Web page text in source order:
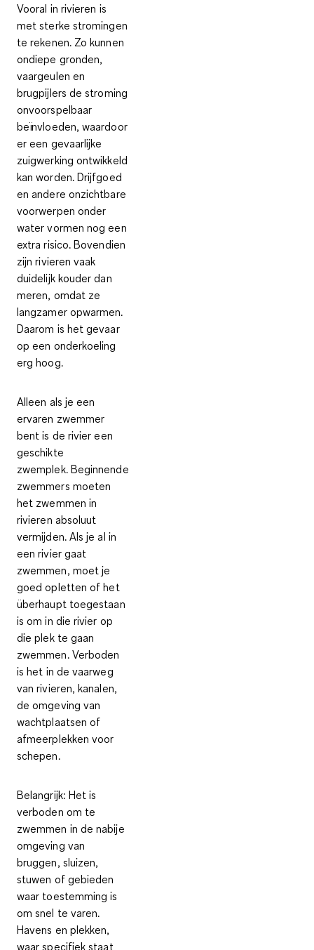
Vooral in rivieren is
met sterke stromingen
te rekenen. Zo kunnen
ondiepe gronden,
vaargeulen en
brugpijlers de stroming
onvoorspelbaar
beïnvloeden, waardoor
er een gevaarlijke
zuigwerking ontwikkeld
kan worden. Drijfgoed
en andere onzichtbare
voorwerpen onder
water vormen nog een
extra risico. Bovendien
zijn rivieren vaak
duidelijk kouder dan
meren, omdat ze
langzamer opwarmen.
Daarom is het gevaar
op een onderkoeling
erg hoog.
Alleen als je een
ervaren zwemmer
bent is de rivier een
geschikte
zwemplek. Beginnende
zwemmers moeten
het zwemmen in
rivieren absoluut
vermijden. Als je al in
een rivier gaat
zwemmen, moet je
goed opletten of het
überhaupt toegestaan
is om in die rivier op
die plek te gaan
zwemmen. Verboden
is het in de vaarweg
van rivieren, kanalen,
de omgeving van
wachtplaatsen of
afmeerplekken voor
schepen.
Belangrijk: Het is
verboden om te
zwemmen in de nabije
omgeving van
bruggen, sluizen,
stuwen of gebieden
waar toestemming is
om snel te varen.
Havens en plekken,
waar specifiek staat